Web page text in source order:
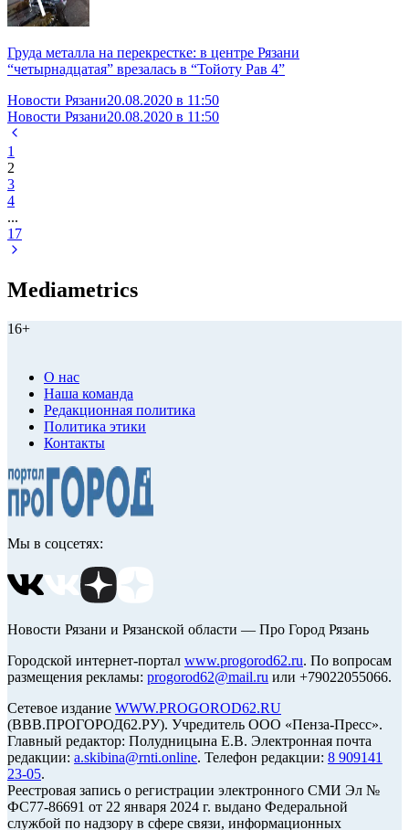
Груда металла на перекрестке: в центре Рязани
“четырнадцатая” врезалась в “Тойоту Рав 4”
Новости Рязани20.08.2020 в 11:50
Новости Рязани20.08.2020 в 11:50
1
2
3
4
...
17
Mediametrics
16+
О нас
Наша команда
Редакционная политика
Политика этики
Контакты
Мы в соцсетях:
Новости Рязани и Рязанской области — Про Город Рязань
Городской интернет-портал www.progorod62.ru. По вопросам
размещения рекламы: progorod62@mail.ru или +79022055066.
Сетевое издание WWW.PROGOROD62.RU
(ВВВ.ПРОГОРОД62.РУ). Учредитель ООО «Пенза-Пресс».
Главный редактор: Полудницына Е.В. Электронная почта
редакции: a.skibina@rnti.online. Телефон редакции: 8 909141
23-05.
Реестровая запись о регистрации электронного СМИ Эл №
ФС77-86691 от 22 января 2024 г. выдано Федеральной
службой по надзору в сфере связи, информационных